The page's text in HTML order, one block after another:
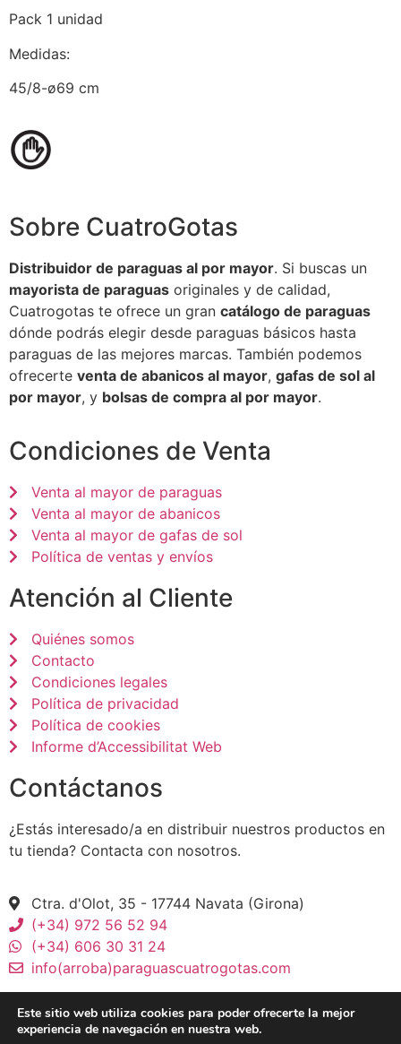
Pack 1 unidad
Medidas:
45/8-ø69 cm
Sobre CuatroGotas
Distribuidor de paraguas al por mayor. Si buscas un
mayorista de paraguas originales y de calidad,
Cuatrogotas te ofrece un gran catálogo de paraguas
dónde podrás elegir desde paraguas básicos hasta
paraguas de las mejores marcas. También podemos
ofrecerte venta de abanicos al mayor, gafas de sol al
por mayor, y bolsas de compra al por mayor.
Condiciones de Venta
Venta al mayor de paraguas
Venta al mayor de abanicos
Venta al mayor de gafas de sol
Política de ventas y envíos
Atención al Cliente
Quiénes somos
Contacto
Condiciones legales
Política de privacidad
Política de cookies
Informe d’Accessibilitat Web
Contáctanos
¿Estás interesado/a en distribuir nuestros productos en
tu tienda? Contacta con nosotros.
Ctra. d'Olot, 35 - 17744 Navata (Girona)
(+34) 972 56 52 94
(+34) 606 30 31 24
info(arroba)paraguascuatrogotas.com
Este sitio web utiliza cookies para poder ofrecerte la mejor
experiencia de navegación en nuestra web.